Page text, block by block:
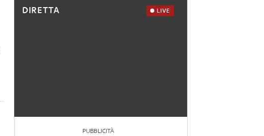
DIRETTA LIVE
PUBBLICITÀ